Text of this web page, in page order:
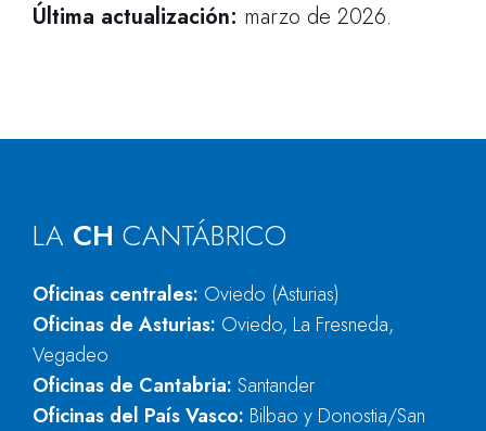
Última actualización: marzo de 2026.
LA CH CANTÁBRICO
Oficinas centrales: Oviedo (Asturias)
Oficinas de Asturias: Oviedo, La Fresneda,
Vegadeo
Oficinas de Cantabria: Santander
Oficinas del País Vasco: Bilbao y Donostia/San